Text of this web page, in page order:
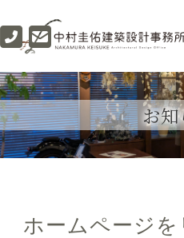
お
ホームページ